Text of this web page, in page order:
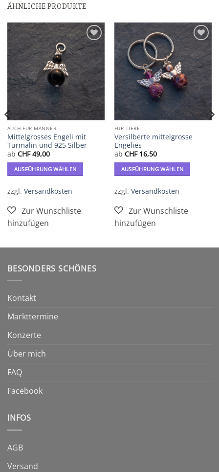
ÄHNLICHE PRODUKTE
Zur
Wunschliste
hinzufügen
AUCH FÜR MÄNNER
Mittelgrosses Engeli mit
Turmalin und 925 Silber
ab CHF49,00
AUSFÜHRUNG WÄHLEN
Produkt
mehrere
Varianten
können
auf
der
Produktseite
gewählt
werden
zzgl. Versandkosten
Zur
Wunschliste
hinzufügen
FÜR TIERE
Versilberte mittelgrosse
Engelies
ab CHF16,50
AUSFÜHRUNG WÄHLEN
Produkt
mehrere
Varianten
zzgl. Versandkosten
BESONDERS SCHÖNES
Kontakt
Markttermine
Konzerte
Über mich
FAQ
Facebook
INFOS
AGB
Versand